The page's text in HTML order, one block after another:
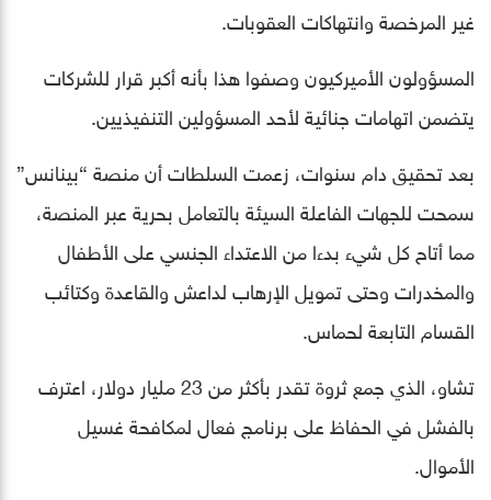
غير المرخصة وانتهاكات العقوبات.
المسؤولون الأميركيون وصفوا هذا بأنه أكبر قرار للشركات
يتضمن اتهامات جنائية لأحد المسؤولين التنفيذيين.
بعد تحقيق دام سنوات، زعمت السلطات أن منصة “بينانس”
سمحت للجهات الفاعلة السيئة بالتعامل بحرية عبر المنصة،
مما أتاح كل شيء بدءا من الاعتداء الجنسي على الأطفال
والمخدرات وحتى تمويل الإرهاب لداعش والقاعدة وكتائب
القسام التابعة لحماس.
تشاو، الذي جمع ثروة تقدر بأكثر من 23 مليار دولار، اعترف
بالفشل في الحفاظ على برنامج فعال لمكافحة غسيل
الأموال.